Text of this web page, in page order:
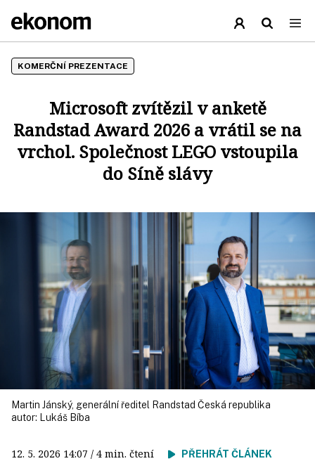
KOMERČNÍ PREZENTACE
Microsoft zvítězil v anketě
Randstad Award 2026 a vrátil se na
vrchol. Společnost LEGO vstoupila
do Síně slávy
Martin Jánský, generální ředitel Randstad Česká republika
autor:
Lukáš Bíba
12. 5. 2026 14:07 / 4 min. čtení PŘEHRÁT ČLÁNEK